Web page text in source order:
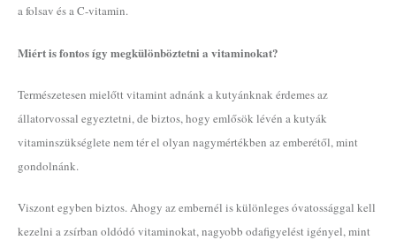
a folsav és a C-vitamin.
Miért is fontos így megkülönböztetni a vitaminokat?
Természetesen mielőtt vitamint adnánk a kutyánknak érdemes az
állatorvossal egyeztetni, de biztos, hogy emlősök lévén a kutyák
vitaminszükséglete nem tér el olyan nagymértékben az emberétől, mint
gondolnánk.
Viszont egyben biztos. Ahogy az embernél is különleges óvatossággal kell
kezelni a zsírban oldódó vitaminokat, nagyobb odafigyelést igényel, mint